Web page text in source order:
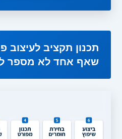
תכנון תקציב לעיצוב
שאף אחד לא מספר